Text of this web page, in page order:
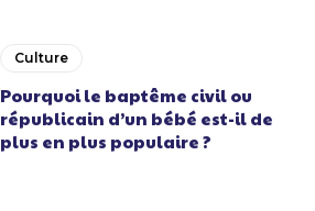
Culture
Pourquoi le baptême civil ou
républicain d’un bébé est-il de
plus en plus populaire ?